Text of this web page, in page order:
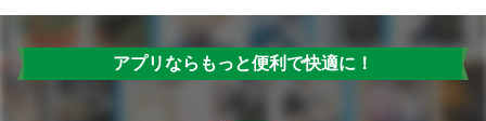
アプリならもっと便利で快適に！